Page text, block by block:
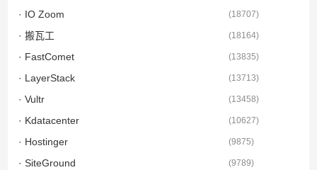
· IO Zoom (18707)
· 搬瓦工 (18164)
· FastComet (13835)
· LayerStack (13713)
· Vultr (13458)
· Kdatacenter (10627)
· Hostinger (9875)
· SiteGround (9789)